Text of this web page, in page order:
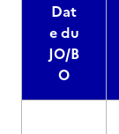
Dat
e du
JO/B
O